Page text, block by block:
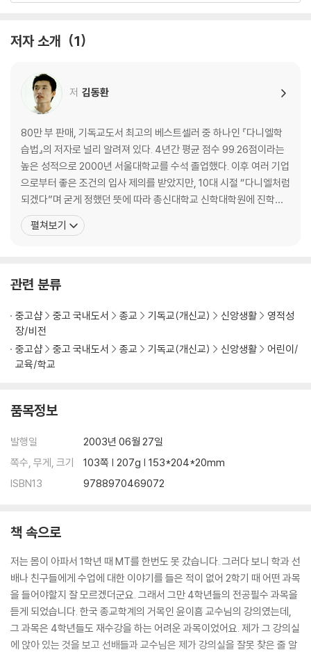
을 사랑하며, 하나님을 위해 살도록 만들어졌으니까요.
3장 수업은 예배다
4장 세상 사람보다 더 열심히!
5장 무엇이든 철저하게!
6장 공부보다 중요한 것
7장 스카이스쿨 공부방
3부 여러분은 이렇게 공부하세요
철저한 성경일기와 신앙훈련을 바탕으로 효과적인 시간관리를 해서 초등
9장 어린이 다니엘 학습 십계명
저자 소개 1
저 김동환
80만 부 판매, 기독교도서 최고의 베스트셀러 중 하나인 『다니엘학
습법』의 저자로 널리 알려져 있다. 4년간 평균 점수 99.26점이라는
높은 성적으로 2000년 서울대학교를 수석 졸업했다. 이후 여러 기업
으로부터 좋은 조건의 입사 제의를 받았지만, 10대 시절 “다니엘처럼
되겠다”며 굳게 정했던 뜻에 따라 총신대학교 신학대학원에 진학했
으며, 서울대학교 교육학과 박사과정을 수료했다. 퇴행성 디스크라
는 병을 가진 채 기도와 인내로 하나님을 의지하여 성실하게 공부했
펼쳐보기
관련 분류
중고샵 중고 국내도서 종교 기독교(개신교) 신앙생활
영적성
장/비전
중고샵
중고 국내도서 종교 기독교(개신교) 신앙생활
어린이/
교육/학교
품목정보
발행일
2003년 06월 27일
쪽수, 무게, 크기
103쪽 | 207g | 153*204*20mm
ISBN13
9788970469072
책 속으로
저는 몸이 아파서 1학년 때 MT를 한번도 못 갔습니다. 그러다 보니 학과 선
배나 친구들에게 수업에 대한 이야기를 들은 적이 없어 2학기 때 어떤 과목
을 들어야할지 잘 모르겠더군요. 그래서 그만 4학년들의 전공필수 과목을
듣게 되었습니다. 한국 종교학계의 거목인 윤이흠 교수님의 강의였는데,
그 과목은 4학년들도 재수강을 하는 어려운 과목이었어요. 제가 그 강의실
에 앉아 있는 것을 보고 선배들과 교수님은 제가 강의실을 잘못 찾은 줄 알